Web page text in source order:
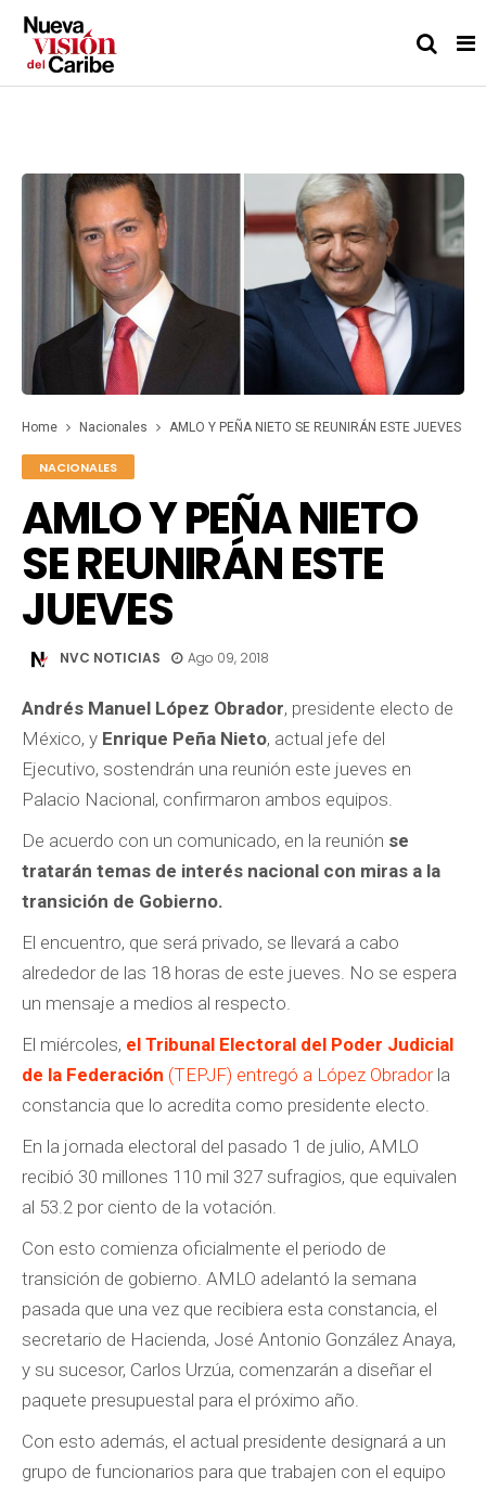
Home Nacionales AMLO Y PEÑA NIETO SE REUNIRÁN ESTE JUEVES
NACIONALES
AMLO Y PEÑA NIETO
SE REUNIRÁN ESTE
JUEVES
NVC NOTICIAS Ago 09, 2018
Andrés Manuel López Obrador, presidente electo de
México, y Enrique Peña Nieto, actual jefe del
Ejecutivo, sostendrán una reunión este jueves en
Palacio Nacional, confirmaron ambos equipos.
De acuerdo con un comunicado, en la reunión se
tratarán temas de interés nacional con miras a la
transición de Gobierno.
El encuentro, que será privado, se llevará a cabo
alrededor de las 18 horas de este jueves. No se espera
un mensaje a medios al respecto.
El miércoles, el Tribunal Electoral del Poder Judicial
de la Federación (TEPJF) entregó a López Obradorla
constancia que lo acredita como presidente electo.
En la jornada electoral del pasado 1 de julio, AMLO
recibió 30 millones 110 mil 327 sufragios, que equivalen
al 53.2 por ciento de la votación.
Con esto comienza oficialmente el periodo de
transición de gobierno. AMLO adelantó la semana
pasada que una vez que recibiera esta constancia, el
secretario de Hacienda, José Antonio González Anaya,
y su sucesor, Carlos Urzúa, comenzarán a diseñar el
paquete presupuestal para el próximo año.
Con esto además, el actual presidente designará a un
grupo de funcionarios para que trabajen con el equipo